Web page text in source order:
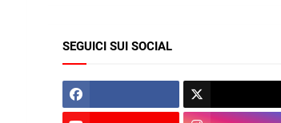
SEGUICI SUI SOCIAL